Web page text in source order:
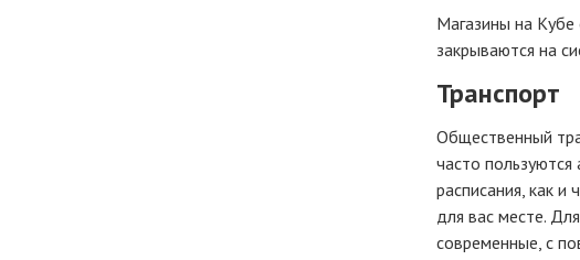
Магазины на Кубе
закрываются на
Транспорт
Общественный
часто
расписания, как
для вас месте.
современные, с